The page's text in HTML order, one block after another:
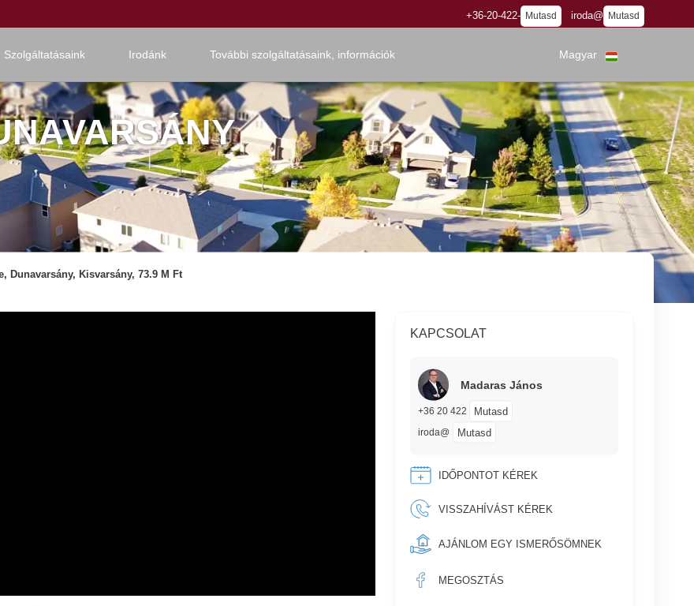
+36-20-422- Mutasd iroda@ Mutasd
Szolgáltatásaink Irodánk További szolgáltatásaink, információk Magyar
Dunavarsány, Kisvarsány, 73.9 M Ft
KAPCSOLAT
Madaras János
+36 20 422 Mutasd
iroda@ Mutasd
IDŐPONTOT KÉREK
VISSZAHÍVÁST KÉREK
AJÁNLOM EGY ISMERŐSÖMNEK
MEGOSZTÁS